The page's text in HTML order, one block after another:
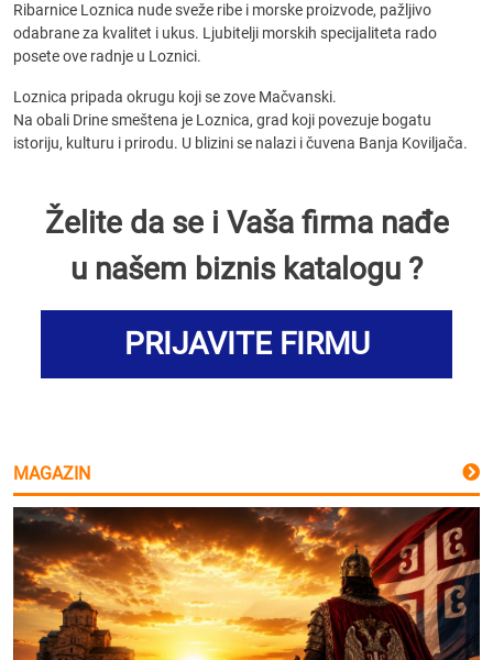
Ribarnice Loznica nude sveže ribe i morske proizvode, pažljivo
odabrane za kvalitet i ukus. Ljubitelji morskih specijaliteta rado
posete ove radnje u Loznici.
Loznica pripada okrugu koji se zove Mačvanski.
Na obali Drine smeštena je Loznica, grad koji povezuje bogatu
istoriju, kulturu i prirodu. U blizini se nalazi i čuvena Banja Koviljača.
Želite da se i Vaša firma nađe
u našem biznis katalogu ?
PRIJAVITE FIRMU
MAGAZIN